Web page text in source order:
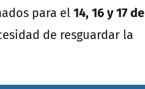
para el14, 16 y 17 de
de resguardar la